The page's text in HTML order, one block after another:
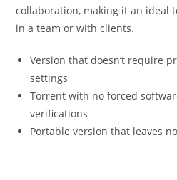
collaboration, making it an ideal
in a team or with clients.
Version that doesn’t require
settings
Torrent with no forced
verifications
Portable version that leaves